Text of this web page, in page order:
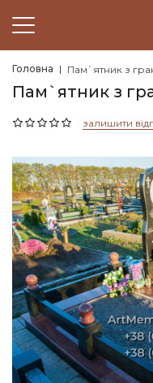
Головна Пам`ятник з
Пам`ятник з
залишити